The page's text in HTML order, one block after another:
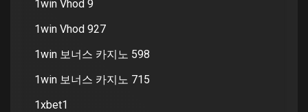
1win Vhod 9
1win Vhod 927
1win 보너스 카지노 598
1win 보너스 카지노 715
1xbet1